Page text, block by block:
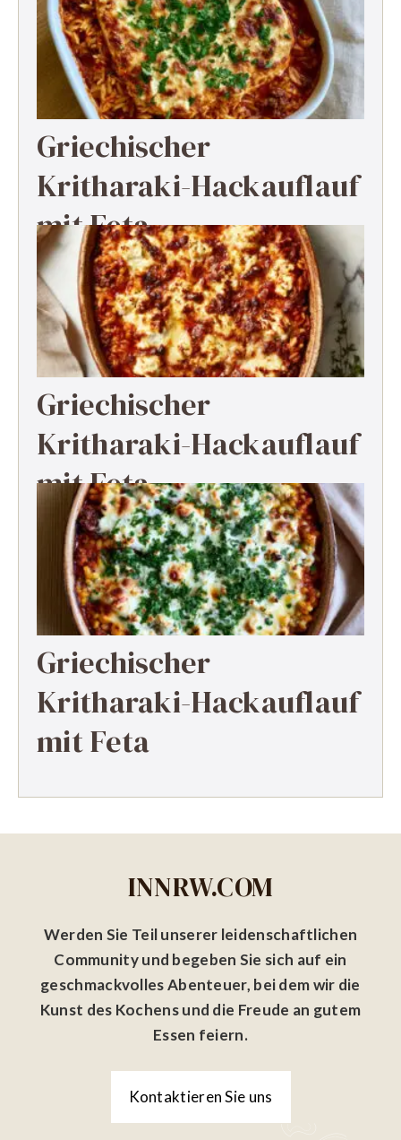
Griechischer
Kritharaki-Hackauflauf
mit Feta
Griechischer
Kritharaki-Hackauflauf
mit Feta
Griechischer
Kritharaki-Hackauflauf
mit Feta
INNRW.COM
Werden Sie Teil unserer leidenschaftlichen
Community und begeben Sie sich auf ein
geschmackvolles Abenteuer, bei dem wir die
Kunst des Kochens und die Freude an gutem
Essen feiern.
Kontaktieren Sie uns